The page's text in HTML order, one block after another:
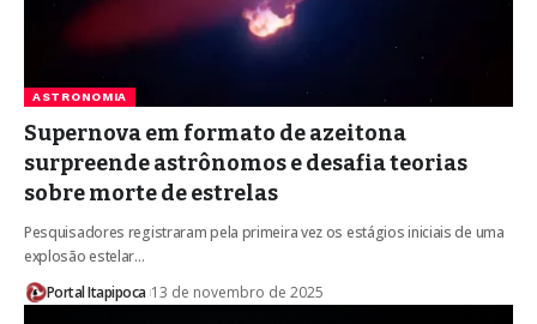
ASTRONOMIA
Supernova em formato de azeitona
surpreende astrônomos e desafia teorias
sobre morte de estrelas
Pesquisadores registraram pela primeira vez os estágios iniciais de uma
explosão estelar…
Portal Itapipoca 13 de novembro de 2025